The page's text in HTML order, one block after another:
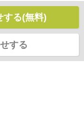
する(無料)
する